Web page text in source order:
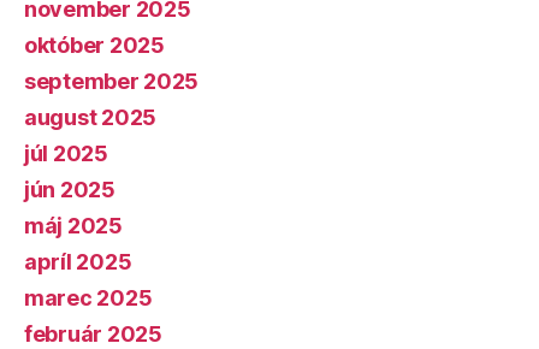
november 2025
október 2025
september 2025
august 2025
júl 2025
jún 2025
máj 2025
apríl 2025
marec 2025
február 2025